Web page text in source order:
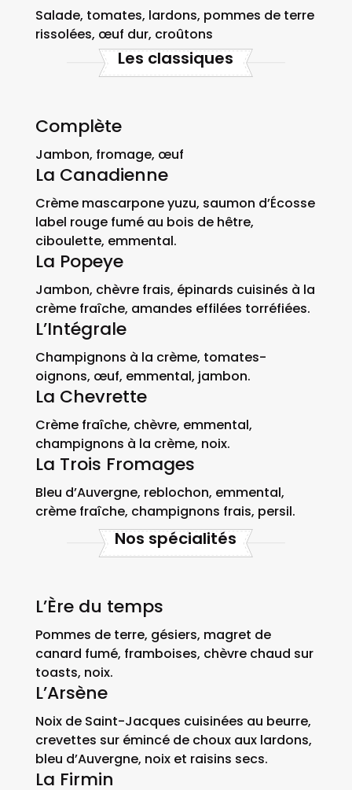
Salade, tomates, lardons, pommes de terre
rissolées, œuf dur, croûtons
Les classiques
Complète
Jambon, fromage, œuf
La Canadienne
Crème mascarpone yuzu, saumon d’Écosse
label rouge fumé au bois de hêtre,
ciboulette, emmental.
La Popeye
Jambon, chèvre frais, épinards cuisinés à la
crème fraîche, amandes effilées torréfiées.
L’Intégrale
Champignons à la crème, tomates-
oignons, œuf, emmental, jambon.
La Chevrette
Crème fraîche, chèvre, emmental,
champignons à la crème, noix.
La Trois Fromages
Bleu d’Auvergne, reblochon, emmental,
crème fraîche, champignons frais, persil.
Nos spécialités
L’Ère du temps
Pommes de terre, gésiers, magret de
canard fumé, framboises, chèvre chaud sur
toasts, noix.
L’Arsène
Noix de Saint-Jacques cuisinées au beurre,
crevettes sur émincé de choux aux lardons,
bleu d’Auvergne, noix et raisins secs.
La Firmin